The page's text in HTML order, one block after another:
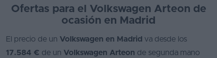
Ofertas para el Volkswagen Arteon de
ocasión en Madrid
El precio de un Volkswagen en Madrid va desde los
17.584 € de un Volkswagen Arteon de segunda mano